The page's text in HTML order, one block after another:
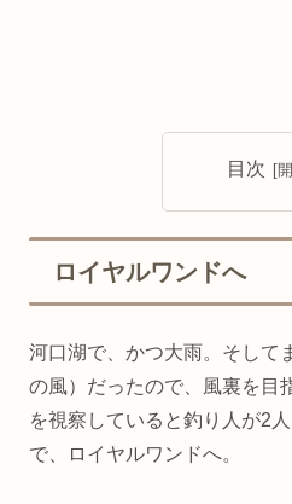
目次
ロイヤルワンドへ
河口湖で、かつ大雨。そして
の風）だったので、風裏を目
を視察していると釣り人が2
で、ロイヤルワンドへ。